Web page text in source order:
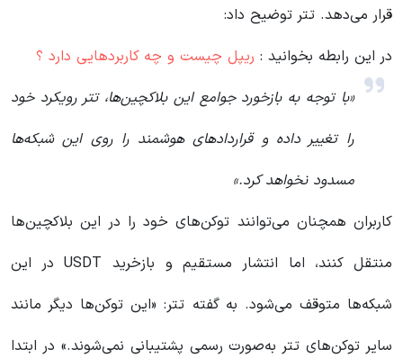
قرار می‌دهد. تتر توضیح داد:
در این رابطه بخوانید‌ : ریپل چیست و چه کاربردهایی دارد ؟
«با توجه به بازخورد جوامع این بلاکچین‌ها، تتر رویکرد خود
را تغییر داده و قراردادهای هوشمند را روی این شبکه‌ها
مسدود نخواهد کرد.»
کاربران همچنان می‌توانند توکن‌های خود را در این بلاکچین‌ها
منتقل کنند، اما انتشار مستقیم و بازخرید USDT در این
شبکه‌ها متوقف می‌شود. به گفته تتر: «این توکن‌ها دیگر مانند
سایر توکن‌های تتر به‌صورت رسمی پشتیبانی نمی‌شوند.» در ابتدا